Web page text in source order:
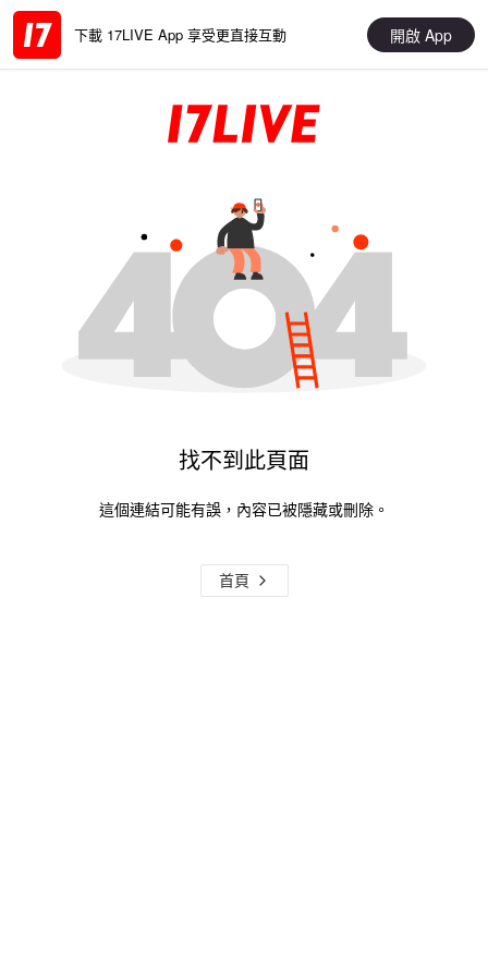
下載 17LIVE App 享受更直接互動 開啟 App
找不到此頁面
這個連結可能有誤，內容已被隱藏或刪除。
首頁